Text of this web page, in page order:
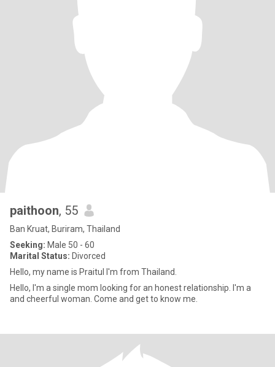
paithoon, 55
Ban Kruat, Buriram, Thailand
Seeking: Male 50 - 60
Marital Status: Divorced
Hello, my name is Praitul I'm from Thailand.
Hello, I'm a single mom looking for an honest relationship. I'm a
and cheerful woman. Come and get to know me.